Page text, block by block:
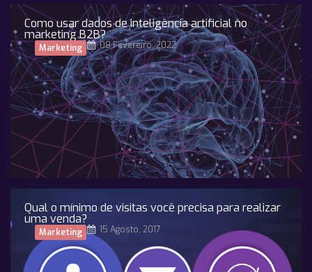
Como usar dados de inteligência artificial no
marketing B2B?
Marketing 08 Fevereiro, 2022
Qual o mínimo de visitas você precisa para realizar
uma venda?
Marketing 15 Agosto, 2017